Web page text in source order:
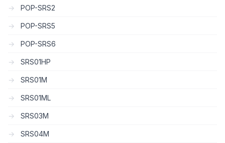
POP-SRS2
POP-SRS5
POP-SRS6
SRS01HP
SRS01M
SRS01ML
SRS03M
SRS04M